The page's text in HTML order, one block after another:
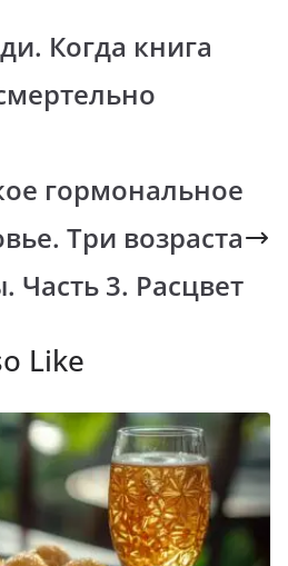
gr
a
m
Когда книга
гормональное
Три возраста
3. Расцвет
Like